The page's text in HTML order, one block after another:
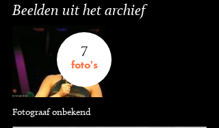
Beelden uit het archief
7
foto's
Fotograaf onbekend